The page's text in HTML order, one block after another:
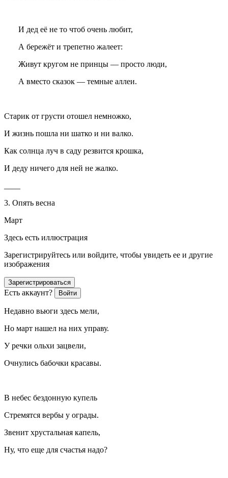
И дед её не то чтоб очень любит,
А бережёт и трепетно жалеет:
Живут кругом не принцы — просто люди,
А вместо сказок — темные аллеи.
Старик от грусти отошел немножко,
И жизнь пошла ни шатко и ни валко.
Как солнца луч в саду резвится крошка,
И деду ничего для ней не жалко.
3. Опять весна
Март
Здесь есть иллюстрация
Зарегистрируйтесь или войдите, чтобы увидеть ее и другие
изображения
Зарегистрироваться
Есть аккаунт? Войти
Недавно вьюги здесь мели,
Но март нашел на них управу.
У речки ольхи зацвели,
Очнулись бабочки красавы.
В небес бездонную купель
Стремятся вербы у ограды.
Звенит хрустальная капель,
Ну, что еще для счастья надо?